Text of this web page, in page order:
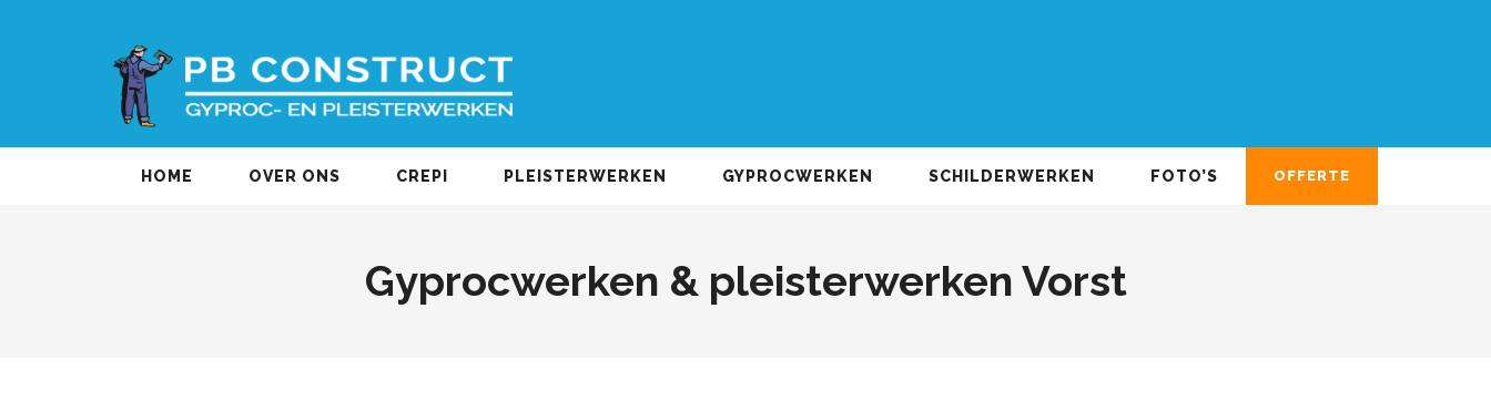
HOME OVER ONS CREPI PLEISTERWERKEN GYPROCWERKEN SCHILDERWERKEN FOTO’S OFFERTE
Gyprocwerken & pleisterwerken Vorst